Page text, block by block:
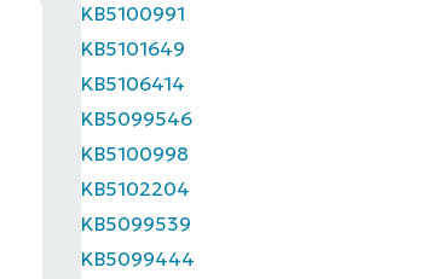
KB5100991
KB5101649
KB5106414
KB5099546
KB5100998
KB5102204
KB5099539
KB5099444